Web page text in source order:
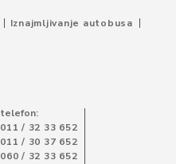
Iznajmljivanje autobusa
telefon:
011 / 32 33 652
011 / 30 37 652
060 / 32 33 652